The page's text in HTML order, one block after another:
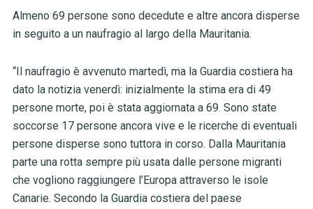
Almeno 69 persone sono decedute e altre ancora disperse
in seguito a un naufragio al largo della Mauritania.
“Il naufragio è avvenuto martedì, ma la Guardia costiera ha
dato la notizia venerdì: inizialmente la stima era di 49
persone morte, poi è stata aggiornata a 69. Sono state
soccorse 17 persone ancora vive e le ricerche di eventuali
persone disperse sono tuttora in corso. Dalla Mauritania
parte una rotta sempre più usata dalle persone migranti
che vogliono raggiungere l’Europa attraverso le isole
Canarie. Secondo la Guardia costiera del paese